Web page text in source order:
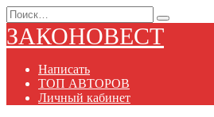
Перейти
к
содержанию
Search
for:
ЗАКОНОВЕСТ
Написать
ТОП АВТОРОВ
Личный кабинет